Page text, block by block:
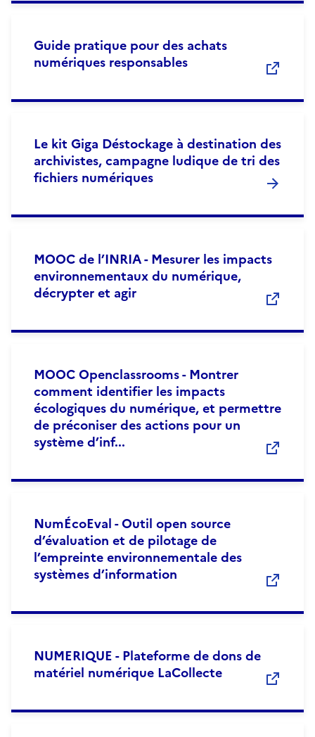
Guide pratique pour des achats
numériques responsables
Le kit Giga Déstockage à destination des
archivistes, campagne ludique de tri des
fichiers numériques
MOOC de l’INRIA - Mesurer les impacts
environnementaux du numérique,
décrypter et agir
MOOC Openclassrooms - Montrer
comment identifier les impacts
écologiques du numérique, et permettre
de préconiser des actions pour un
système d’inf...
NumÉcoEval - Outil open source
d’évaluation et de pilotage de
l’empreinte environnementale des
systèmes d’information
NUMERIQUE - Plateforme de dons de
matériel numérique LaCollecte